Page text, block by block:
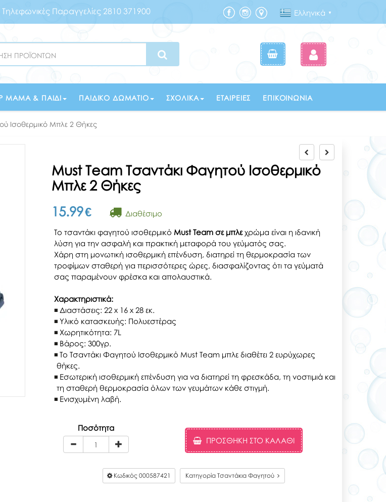
Τηλεφωνικές Παραγγελίες 2810 371900 Ελληνικά ▼
ΜΑΜΆ & ΠΑΙΔΊ ΠΑΙΔΙΚΌ ΔΩΜΆΤΙΟ ΣΧΟΛΙΚΆ ΕΤΑΙΡΕΊΕΣ ΕΠΙΚΟΙΝΩΝΊΑ
Ισοθερμικό Μπλε 2 Θήκες
Must Team Τσαντάκι Φαγητού Ισοθερμικό
Μπλε 2 Θήκες
15.99€ Διαθέσιμο
Το τσαντάκι φαγητού ισοθερμικό Must Team σε μπλεχρώμα είναι η ιδανική
λύση για την ασφαλή και πρακτική μεταφορά του γεύματός σας.
Χάρη στη μονωτική ισοθερμική επένδυση, διατηρεί τη θερμοκρασία των
τροφίμων σταθερή για περισσότερες ώρες, διασφαλίζοντας ότι τα γεύματά
σας παραμένουν φρέσκα και απολαυστικά.
Χαρακτηριστικά:
Διαστάσεις: 22 x 16 x 28 εκ.
Υλικό κατασκευής: Πολυεστέρας
Χωρητικότητα: 7L
Βάρος: 300γρ.
Το Τσαντάκι Φαγητού Ισοθερμικό Must Team μπλε διαθέτει 2 ευρύχωρες
θήκες.
Εσωτερική ισοθερμική επένδυση για να διατηρεί τη φρεσκάδα, τη νοστιμιά και
τη σταθερή θερμοκρασία όλων των γευμάτων κάθε στιγμή.
Ενισχυμένη λαβή.
Ποσότητα
ΠΡΟΣΘΉΚΗ ΣΤΟ ΚΑΛΆΘΙ
Κωδικός 000587421 Κατηγορία Τσαντάκια Φαγητού